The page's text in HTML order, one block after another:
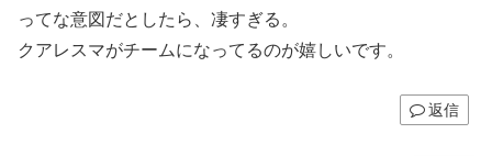
ってな意図だとしたら、凄すぎる。
クアレスマがチームになってるのが嬉しいです。
返信